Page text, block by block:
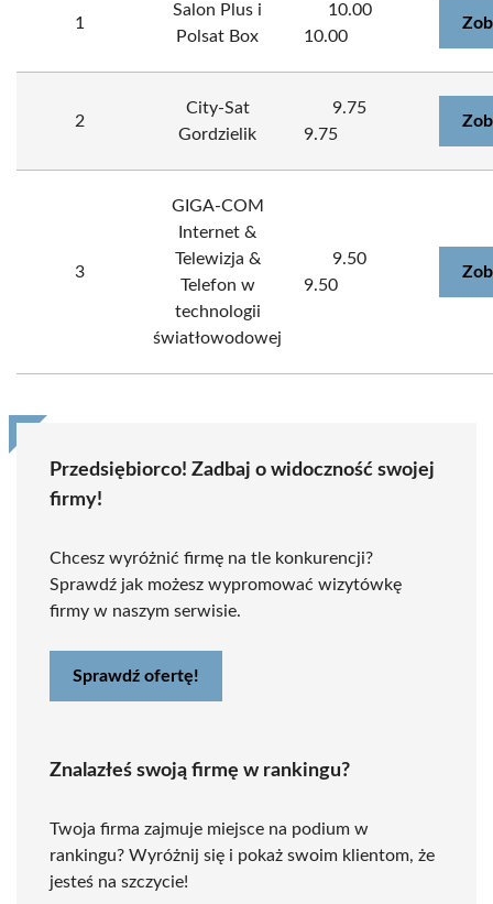
1
Salon Plus i
Polsat Box
10.00
10.00
2
City-Sat
Gordzielik
9.75
9.75
3
GIGA-COM
Internet &
Telewizja &
Telefon w
technologii
światłowodowej
9.50
9.50
Przedsiębiorco! Zadbaj o widoczność swojej
firmy!
Chcesz wyróżnić firmę na tle konkurencji?
Sprawdź jak możesz wypromować wizytówkę
firmy w naszym serwisie.
Sprawdź ofertę!
Znalazłeś swoją firmę w rankingu?
Twoja firma zajmuje miejsce na podium w
rankingu? Wyróżnij się i pokaż swoim klientom, że
jesteś na szczycie!